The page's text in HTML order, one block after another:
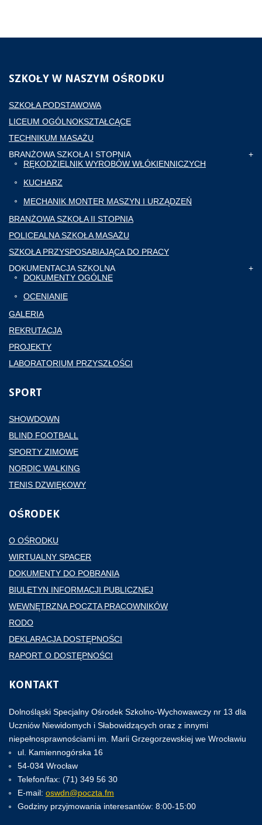
SZKOŁY W NASZYM OŚRODKU
SZKOŁA PODSTAWOWA
LICEUM OGÓLNOKSZTAŁCĄCE
TECHNIKUM MASAŻU
BRANŻOWA SZKOŁA I STOPNIA
RĘKODZIELNIK WYROBÓW WŁÓKIENNICZYCH
KUCHARZ
MECHANIK MONTER MASZYN I URZĄDZEŃ
BRANŻOWA SZKOŁA II STOPNIA
POLICEALNA SZKOŁA MASAŻU
SZKOŁA PRZYSPOSABIAJĄCA DO PRACY
DOKUMENTACJA SZKOLNA
DOKUMENTY OGÓLNE
OCENIANIE
GALERIA
REKRUTACJA
PROJEKTY
LABORATORIUM PRZYSZŁOŚCI
SPORT
SHOWDOWN
BLIND FOOTBALL
SPORTY ZIMOWE
NORDIC WALKING
TENIS DZWIĘKOWY
OŚRODEK
O OŚRODKU
WIRTUALNY SPACER
DOKUMENTY DO POBRANIA
BIULETYN INFORMACJI PUBLICZNEJ
WEWNĘTRZNA POCZTA PRACOWNIKÓW
RODO
DEKLARACJA DOSTĘPNOŚCI
RAPORT O DOSTĘPNOŚCI
KONTAKT
Dolnośląski Specjalny Ośrodek Szkolno-Wychowawczy nr 13 dla
Uczniów Niewidomych i Słabowidzących oraz z innymi
niepełnosprawnościami im. Marii Grzegorzewskiej we Wrocławiu
ul. Kamiennogórska 16
54-034 Wrocław
Telefon/fax: (71) 349 56 30
E-mail: oswdn@poczta.fm
Godziny przyjmowania interesantów: 8:00-15:00